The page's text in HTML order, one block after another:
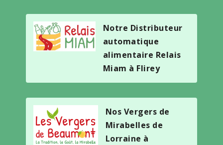
Notre Distributeur
automatique
alimentaire Relais
Miam à Flirey
Nos Vergers de
Mirabelles de
Lorraine à